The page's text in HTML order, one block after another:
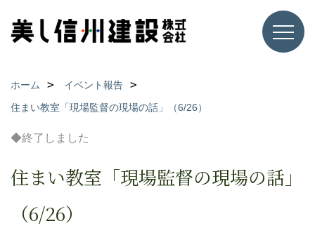
ホーム
イベント報告
住まい教室「現場監督の現場の話」（6/26）
◆終了しました
住まい教室「現場監督の現場の話」
（6/26）